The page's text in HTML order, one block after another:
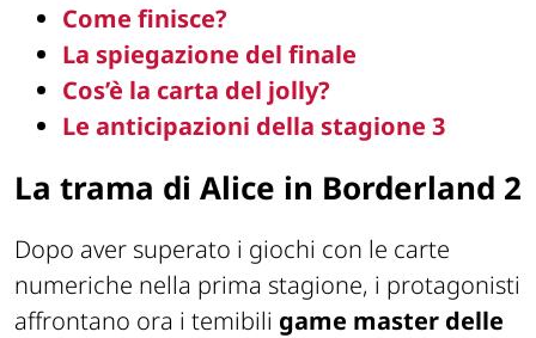
Come finisce?
La spiegazione del finale
Cos’è la carta del jolly?
Le anticipazioni della stagione 3
La trama di Alice in Borderland 2
Dopo aver superato i giochi con le carte
numeriche nella prima stagione, i protagonisti
affrontano ora i temibili game master delle